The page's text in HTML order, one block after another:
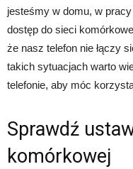
jesteśmy w domu, w
dostęp do sieci
że nasz telefon nie łączy
takich sytuacjach warto
telefonie, aby móc
Sprawdź
komórkowej